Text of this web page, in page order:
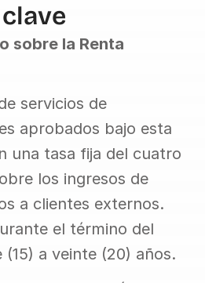
sobre la Renta
servicios de
aprobados bajo esta
una tasa fija del cuatro
los ingresos de
a clientes externos.
el término del
a veinte (20) años.